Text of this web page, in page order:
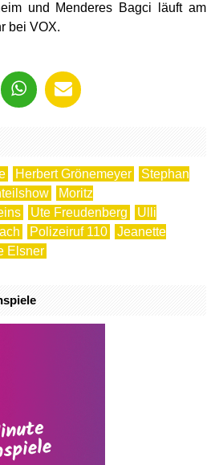
und Menderes Bagci läuft am
bei VOX.
Herbert Grönemeyer
Stephan
Moritz
Ute Freudenberg
Ulli
Polizeiruf 110
Jeanette
Elsner